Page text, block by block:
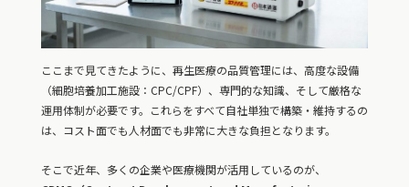
ここまで見てきたように、再生医療の品質管理には、高度な設備
（細胞培養加工施設：CPC/CPF）、専門的な知識、そして厳格な
運用体制が必要です。これらをすべて自社単独で構築・維持するの
は、コスト面でも人材面でも非常に大きな負担となります。
そこで近年、多くの企業や医療機関が活用しているのが、